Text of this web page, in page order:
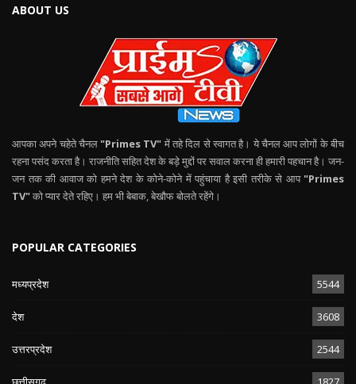
ABOUT US
आपका अपने चहेते चैनल "Primes TV" में तहे दिल से स्वागत है। ये चैनल आप लोगों के बीच
रहना पसंद करता है। राजनीति सहित देश के बड़े मुद्दों पर सवाल करना ही हमारी पहचान है। जन-
जन तक की आवाज को हमने देश के कोने-कोने में पहुंचाया है इसी तरीके से आप "Primes
TV"को प्यार देते रहिए। हम भी बेबाक, बेखौफ बोलते रहेंगे।
POPULAR CATEGORIES
मध्यप्रदेश 5544
देश 3608
उत्तरप्रदेश 2544